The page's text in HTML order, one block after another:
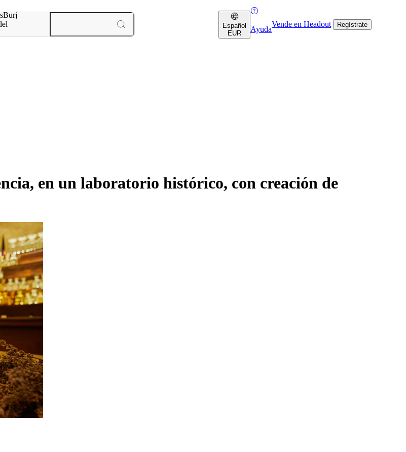
Burj
Español
EUR
Ayuda
Vende en Headout Regístrate
en un laboratorio histórico, con creación de